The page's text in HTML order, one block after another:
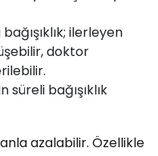
bağışıklık; ilerleyen
, doktor
süreli bağışıklık
azalabilir. Özellikle